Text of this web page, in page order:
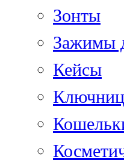
Зонты
Зажимы
Кейсы